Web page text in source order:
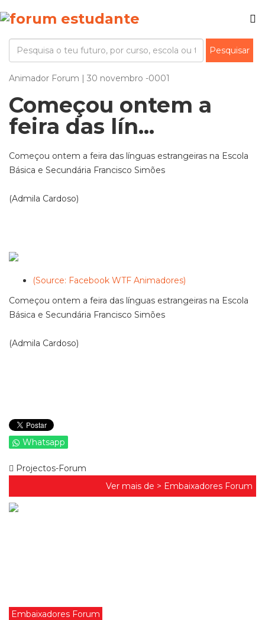
Animador Forum | 30 novembro -0001
Começou ontem a
feira das lín...
Começou ontem a feira das línguas estrangeiras na Escola
Básica e Secundária Francisco Simões
(Admila Cardoso)
(Source: Facebook WTF Animadores)
Começou ontem a feira das línguas estrangeiras na Escola
Básica e Secundária Francisco Simões
(Admila Cardoso)
Whatsapp
Projectos-Forum
Ver mais de > Embaixadores Forum
Embaixadores Forum